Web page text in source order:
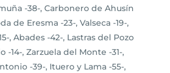
-38-, Carbonero de Ahusín
de Eresma -23-, Valseca -19-,
, Abades -42-, Lastras del Pozo
-14-, Zarzuela del Monte -31-,
-39-, Ituero y Lama -55-,